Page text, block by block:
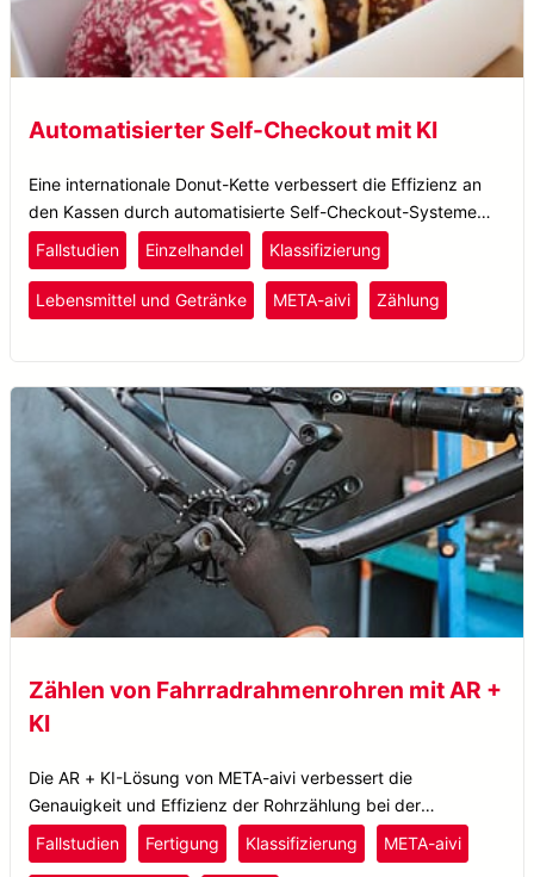
Automatisierter Self-Checkout mit KI
Eine internationale Donut-Kette verbessert die Effizienz an
den Kassen durch automatisierte Self-Checkout-Systeme
auf Basis künstlicher Intelligenz, verkürzt so die Wartezeiten
der Kunden und verbessert den Ladenbetrieb.
Fallstudien Einzelhandel Klassifizierung
Lebensmittel und Getränke META-aivi Zählung
Zählen von Fahrradrahmenrohren mit AR +
KI
Die AR + KI-Lösung von META-aivi verbessert die
Genauigkeit und Effizienz der Rohrzählung bei der
Fahrradrahmenproduktion, reduziert Fehler und steigert die
Produktivität.
Fallstudien Fertigung Klassifizierung META-aivi